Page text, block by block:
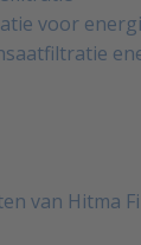
voor
van Hitma